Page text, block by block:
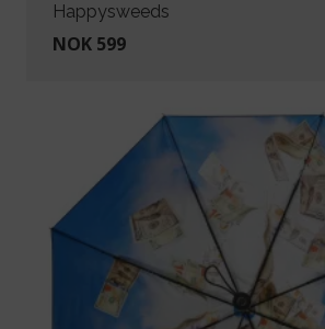
Happysweeds
NOK 599